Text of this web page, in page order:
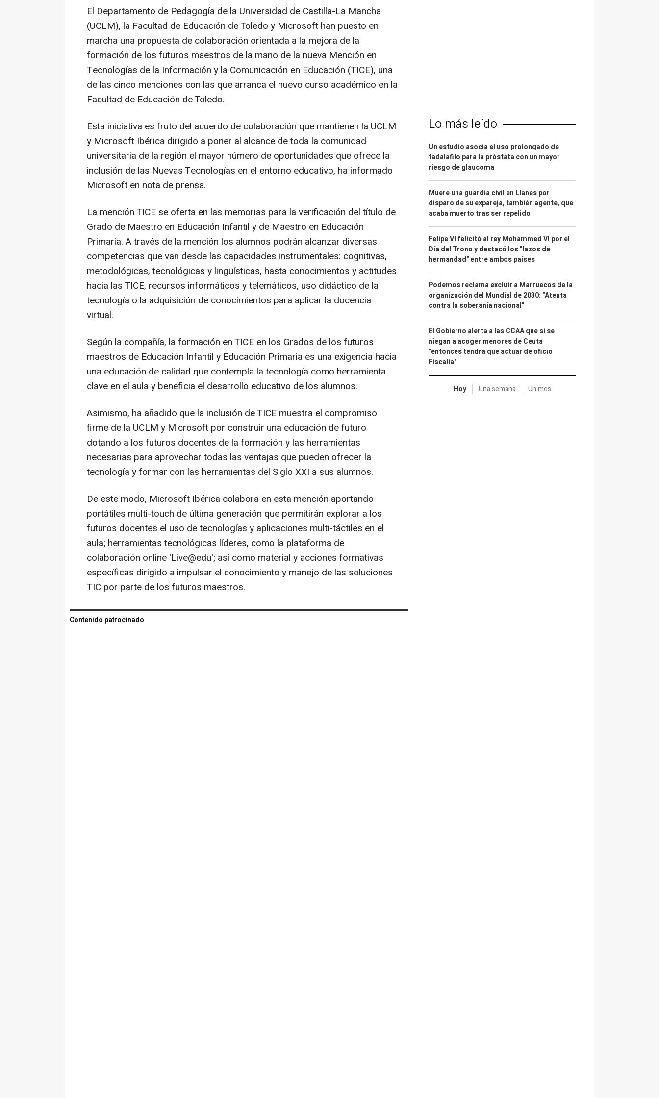
El Departamento de Pedagogía de la Universidad de Castilla-La Mancha
(UCLM), la Facultad de Educación de Toledo y Microsoft han puesto en
marcha una propuesta de colaboración orientada a la mejora de la
formación de los futuros maestros de la mano de la nueva Mención en
Tecnologías de la Información y la Comunicación en Educación (TICE), una
de las cinco menciones con las que arranca el nuevo curso académico en la
Facultad de Educación de Toledo.
Esta iniciativa es fruto del acuerdo de colaboración que mantienen la UCLM
y Microsoft Ibérica dirigido a poner al alcance de toda la comunidad
universitaria de la región el mayor número de oportunidades que ofrece la
inclusión de las Nuevas Tecnologías en el entorno educativo, ha informado
Microsoft en nota de prensa.
La mención TICE se oferta en las memorias para la verificación del título de
Grado de Maestro en Educación Infantil y de Maestro en Educación
Primaria. A través de la mención los alumnos podrán alcanzar diversas
competencias que van desde las capacidades instrumentales: cognitivas,
metodológicas, tecnológicas y lingüísticas, hasta conocimientos y actitudes
hacia las TICE, recursos informáticos y telemáticos, uso didáctico de la
tecnología o la adquisición de conocimientos para aplicar la docencia
virtual.
Según la compañía, la formación en TICE en los Grados de los futuros
maestros de Educación Infantil y Educación Primaria es una exigencia hacia
una educación de calidad que contempla la tecnología como herramienta
clave en el aula y beneficia el desarrollo educativo de los alumnos.
Asimismo, ha añadido que la inclusión de TICE muestra el compromiso
firme de la UCLM y Microsoft por construir una educación de futuro
dotando a los futuros docentes de la formación y las herramientas
necesarias para aprovechar todas las ventajas que pueden ofrecer la
tecnología y formar con las herramientas del Siglo XXI a sus alumnos.
De este modo, Microsoft Ibérica colabora en esta mención aportando
portátiles multi-touch de última generación que permitirán explorar a los
futuros docentes el uso de tecnologías y aplicaciones multi-táctiles en el
aula; herramientas tecnológicas líderes, como la plataforma de
colaboración online 'Live@edu'; así como material y acciones formativas
específicas dirigido a impulsar el conocimiento y manejo de las soluciones
TIC por parte de los futuros maestros.
Contenido patrocinado
Lo más leído
Un estudio asocia el uso prolongado de
tadalafilo para la próstata con un mayor
riesgo de glaucoma
Muere una guardia civil en Llanes por
disparo de su expareja, también agente, que
acaba muerto tras ser repelido
Felipe VI felicitó al rey Mohammed VI por el
Día del Trono y destacó los "lazos de
hermandad" entre ambos países
Podemos reclama excluir a Marruecos de la
organización del Mundial de 2030: "Atenta
contra la soberanía nacional"
El Gobierno alerta a las CCAA que si se
niegan a acoger menores de Ceuta
"entonces tendrá que actuar de oficio
Fiscalía"
Hoy Una semana Un mes